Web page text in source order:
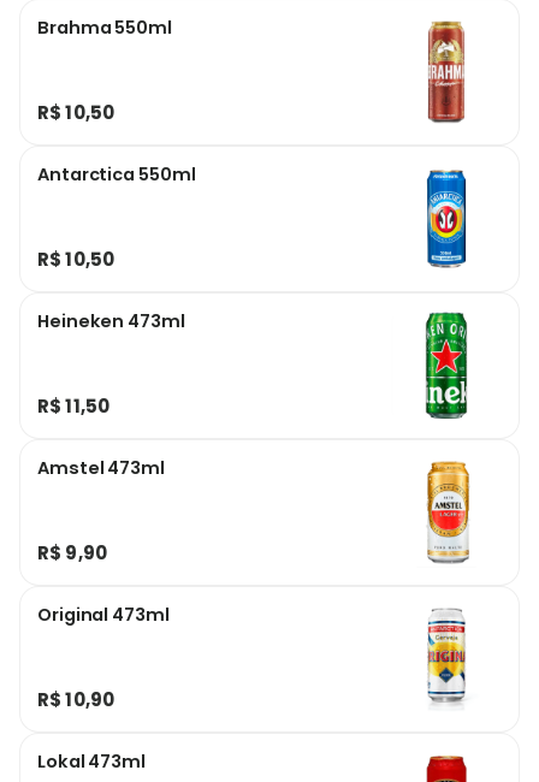
Brahma 550ml
R$ 10,50
Antarctica 550ml
R$ 10,50
Heineken 473ml
R$ 11,50
Amstel 473ml
R$ 9,90
Original 473ml
R$ 10,90
Lokal 473ml